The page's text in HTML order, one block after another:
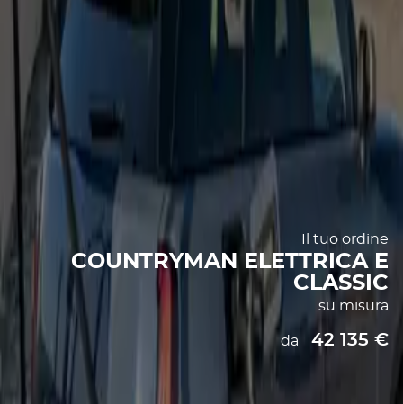
Il tuo ordine
COUNTRYMAN ELETTRICA E
CLASSIC
su misura
da 42 135 €